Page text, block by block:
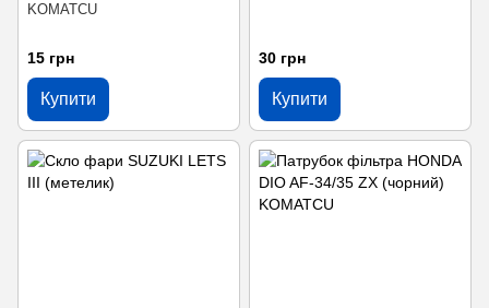
KOMATCU
15 грн
Купити
30 грн
Купити